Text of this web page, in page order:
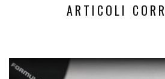
ARTICOLI